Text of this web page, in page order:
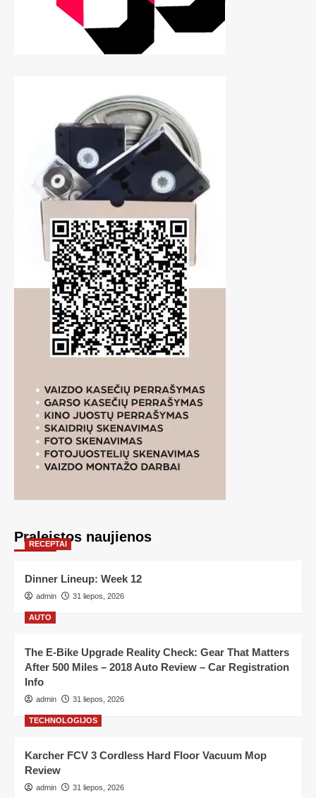
Praleistos naujienos
RECEPTAI
Dinner Lineup: Week 12
admin 31 liepos, 2026
AUTO
The E-Bike Upgrade Reality Check: Gear That Matters
After 500 Miles – 2018 Auto Review – Car Registration
Info
admin 31 liepos, 2026
TECHNOLOGIJOS
Karcher FCV 3 Cordless Hard Floor Vacuum Mop
Review
admin 31 liepos, 2026